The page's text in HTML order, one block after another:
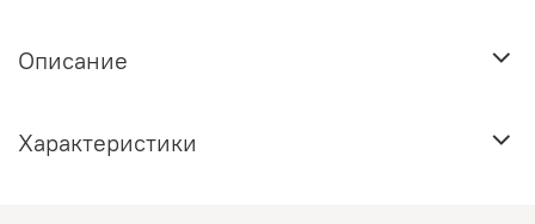
Описание
Характеристики